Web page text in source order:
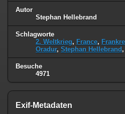
Autor
Stephan Hellebrand
Schlagworte
2. Weltkrieg, France,
Oradur, Stephan Hellebrand ,
Besuche
4971
Exif-Metadaten